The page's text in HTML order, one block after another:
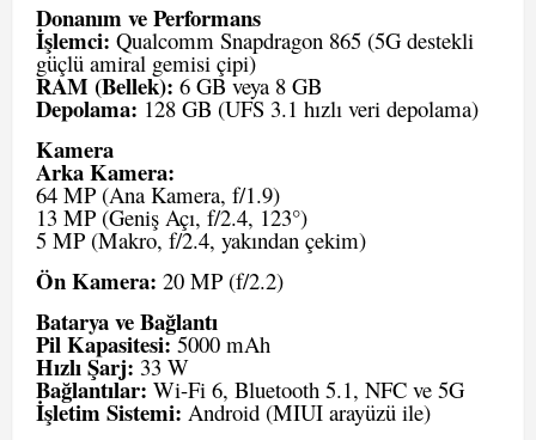
Donanım ve Performans
İşlemci: Qualcomm Snapdragon 865 (5G destekli
güçlü amiral gemisi çipi)
RAM (Bellek): 6 GB veya 8 GB
Depolama: 128 GB (UFS 3.1 hızlı veri depolama)
Kamera
Arka Kamera:
64 MP (Ana Kamera, f/1.9)
13 MP (Geniş Açı, f/2.4, 123°)
5 MP (Makro, f/2.4, yakından çekim)
Ön Kamera: 20 MP (f/2.2)
Batarya ve Bağlantı
Pil Kapasitesi:5000 mAh
Hızlı Şarj: 33 W
Bağlantılar: Wi-Fi 6, Bluetooth 5.1, NFC ve 5G
İşletim Sistemi: Android (MIUI arayüzü ile)